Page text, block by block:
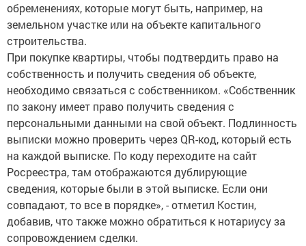
обременениях, которые могут быть, например, на
земельном участке или на объекте капитального
строительства.
При покупке квартиры, чтобы подтвердить право на
собственность и получить сведения об объекте,
необходимо связаться с собственником. «Собственник
по закону имеет право получить сведения с
персональными данными на свой объект. Подлинность
выписки можно проверить через QR-код, который есть
на каждой выписке. По коду переходите на сайт
Росреестра, там отображаются дублирующие
сведения, которые были в этой выписке. Если они
совпадают, то все в порядке», - отметил Костин,
добавив, что также можно обратиться к нотариусу за
сопровождением сделки.